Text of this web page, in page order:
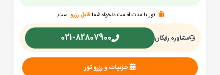
تور با مدت اقامت دلخواه شما قابل رزرو است.
مشاوره رایگان 021-82807900
جزئیات و رزرو تور